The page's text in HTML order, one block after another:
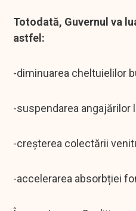
Totodată, Guvernul va
astfel:
-diminuarea cheltuielilor
-suspendarea angajărilor
-creșterea colectării
-accelerarea absorbției